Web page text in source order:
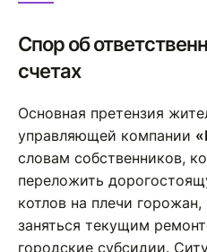
Спор об
счетах
Основная претензия
управляющей компании
словам собственников,
переложить
котлов на плечи
заняться текущим
городские субсидии.